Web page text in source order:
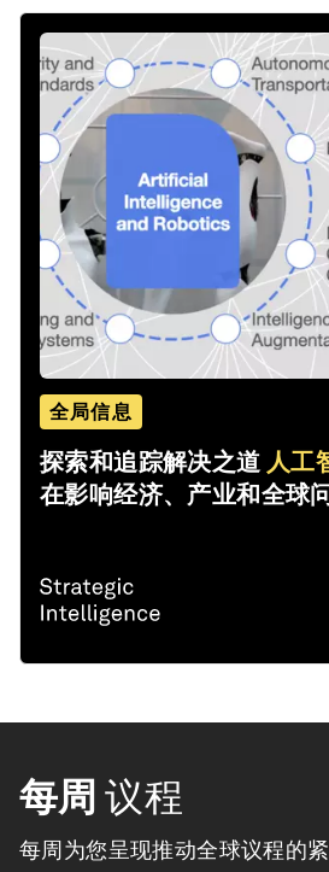
全局信息
探索和追踪解决之道 人工
在影响经济、产业和全球
每周 议程
每周为您呈现推动全球议程的紧